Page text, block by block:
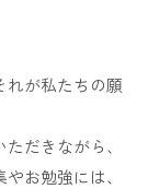
れが私たちの願
だきながら、
お勉強には、